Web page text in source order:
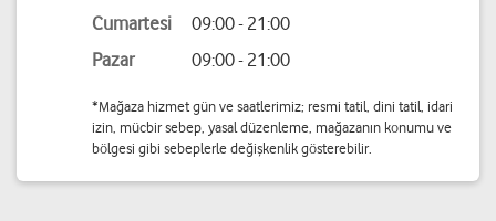
Cumartesi
09:00 - 21:00
Pazar
09:00 - 21:00
*Mağaza hizmet gün ve saatlerimiz; resmi tatil, dini tatil, idari
izin, mücbir sebep, yasal düzenleme, mağazanın konumu ve
bölgesi gibi sebeplerle değişkenlik gösterebilir.